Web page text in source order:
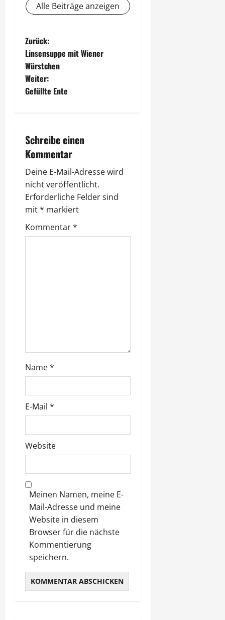
Alle Beiträge anzeigen
B
e
i
a
g
s
n
a
i
o
n
Zurück:
Linsensuppe mit Wiener
Würstchen
Weiter:
Gefüllte Ente
Schreibe einen
Kommentar
Deine E-Mail-Adresse wird
nicht veröffentlicht.
Erforderliche Felder sind
mit* markiert
Kommentar*
Name*
E-Mail *
Website
Meinen Namen, meine E-
Mail-Adresse und meine
Website in diesem
Browser für die nächste
Kommentierung
speichern.